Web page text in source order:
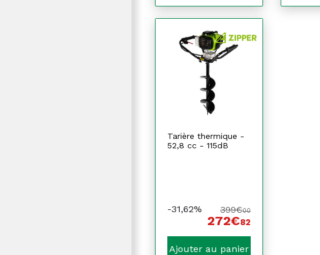
Tarière thermique -
52,8 cc - 115dB
-31,62% 399€00
272€82
Ajouter au panier